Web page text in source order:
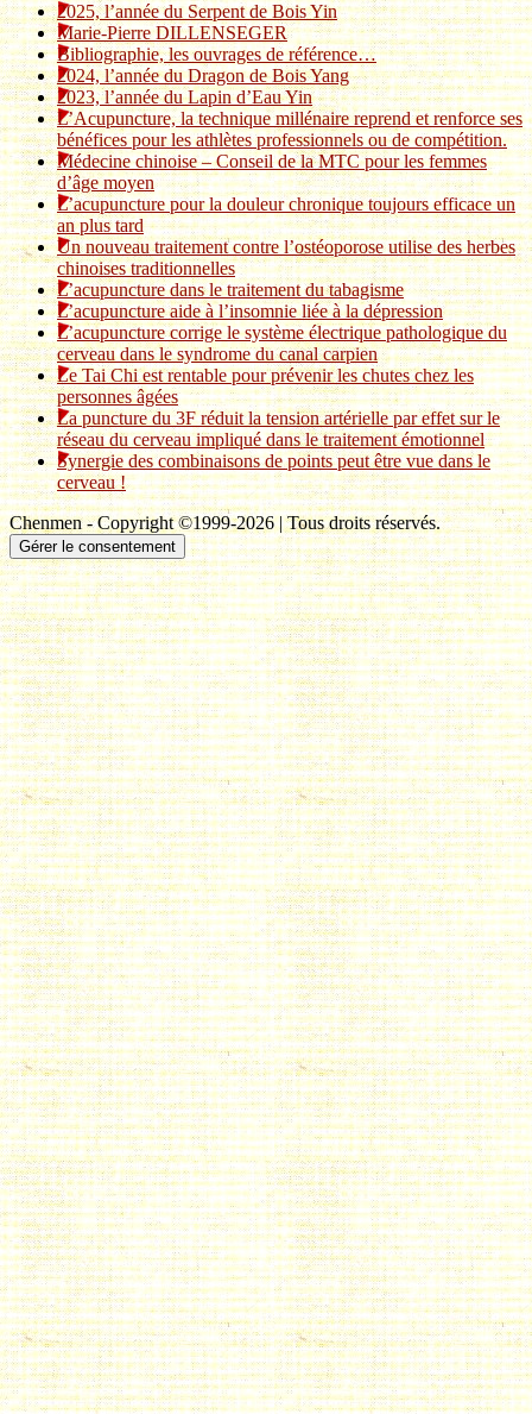
2025, l’année du Serpent de Bois Yin
Marie-Pierre DILLENSEGER
Bibliographie, les ouvrages de référence…
2024, l’année du Dragon de Bois Yang
2023, l’année du Lapin d’Eau Yin
L’Acupuncture, la technique millénaire reprend et renforce ses
bénéfices pour les athlètes professionnels ou de compétition.
Médecine chinoise – Conseil de la MTC pour les femmes
d’âge moyen
L’acupuncture pour la douleur chronique toujours efficace un
an plus tard
Un nouveau traitement contre l’ostéoporose utilise des herbes
chinoises traditionnelles
L’acupuncture dans le traitement du tabagisme
L’acupuncture aide à l’insomnie liée à la dépression
L’acupuncture corrige le système électrique pathologique du
cerveau dans le syndrome du canal carpien
Le Tai Chi est rentable pour prévenir les chutes chez les
personnes âgées
La puncture du 3F réduit la tension artérielle par effet sur le
réseau du cerveau impliqué dans le traitement émotionnel
Synergie des combinaisons de points peut être vue dans le
cerveau !
Chenmen - Copyright ©1999-2026 | Tous droits réservés.
Gérer le consentement